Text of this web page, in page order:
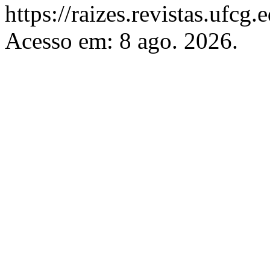
https://
Acesso em: 8 ago. 2026.